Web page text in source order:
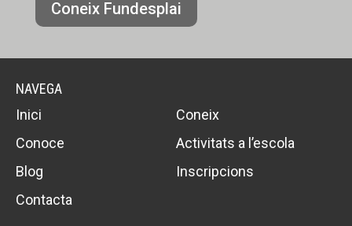
Coneix Fundesplai
NAVEGA
Inici
Coneix
Conoce
Activitats a l’escola
Blog
Inscripcions
Contacta